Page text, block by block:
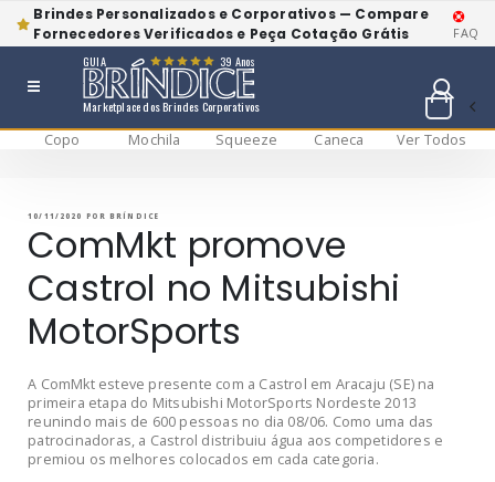
Brindes Personalizados e Corporativos — Compare
Fornecedores Verificados e Peça Cotação Grátis
FAQ
Marketplace dos Brindes Corporativos
GUIA 39 Anos
Copo Mochila Squeeze Caneca
Ver Todos
conteúdo
PUBLICADO
10/11/2020 PORBRÍNDICE
ComMkt promove
Castrol no Mitsubishi
MotorSports
A ComMkt esteve presente com a Castrol em Aracaju (SE) na
primeira etapa do Mitsubishi MotorSports Nordeste 2013
reunindo mais de 600 pessoas no dia 08/06. Como uma das
patrocinadoras, a Castrol distribuiu água aos competidores e
premiou os melhores colocados em cada categoria.